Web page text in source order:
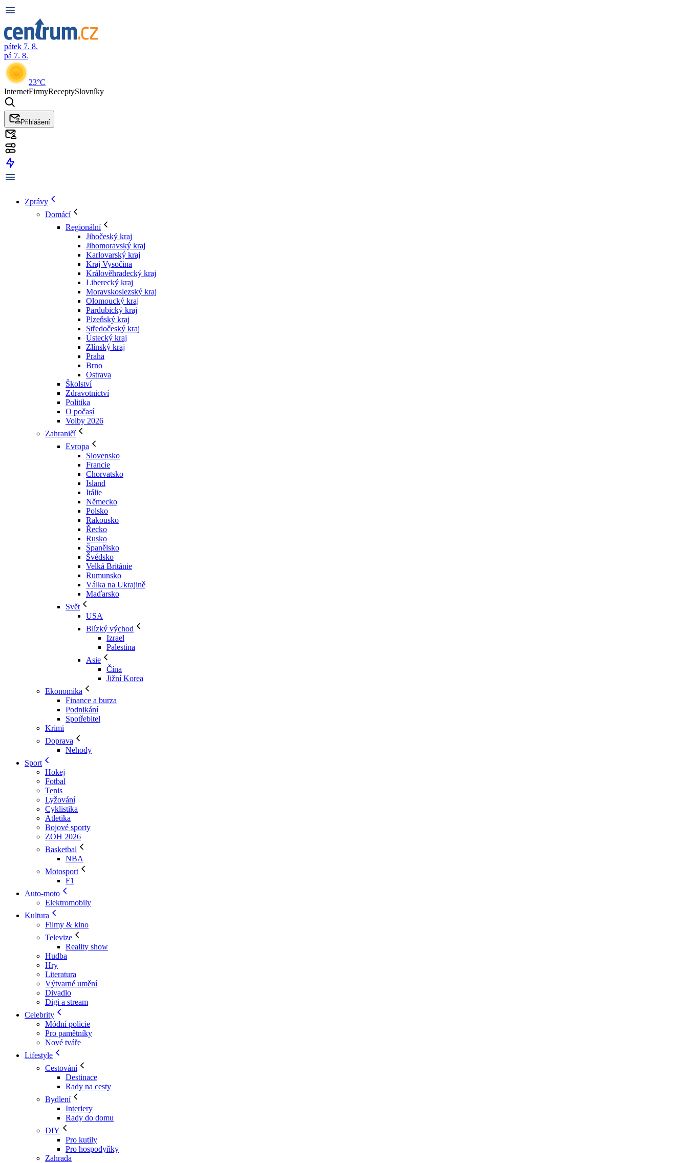
pátek 7. 8.
pá 7. 8.
23°C
InternetFirmyReceptySlovníky
Přihlášení
Zprávy
Domácí
Regionální
Jihočeský kraj
Jihomoravský kraj
Karlovarský kraj
Kraj Vysočina
Králověhradecký kraj
Liberecký kraj
Moravskoslezský kraj
Olomoucký kraj
Pardubický kraj
Plzeňský kraj
Středočeský kraj
Ústecký kraj
Zlínský kraj
Praha
Brno
Ostrava
Školství
Zdravotnictví
Politika
O počasí
Volby 2026
Zahraničí
Evropa
Slovensko
Francie
Chorvatsko
Island
Itálie
Německo
Polsko
Rakousko
Řecko
Rusko
Španělsko
Švédsko
Velká Británie
Rumunsko
Válka na Ukrajině
Maďarsko
Svět
USA
Blízký východ
Izrael
Palestina
Asie
Čína
Jižní Korea
Ekonomika
Finance a burza
Podnikání
Spotřebitel
Krimi
Doprava
Nehody
Sport
Hokej
Fotbal
Tenis
Lyžování
Cyklistika
Atletika
Bojové sporty
ZOH 2026
Basketbal
NBA
Motosport
F1
Auto-moto
Elektromobily
Kultura
Filmy & kino
Televize
Reality show
Hudba
Hry
Literatura
Výtvarné umění
Divadlo
Digi a stream
Celebrity
Módní policie
Pro pamětníky
Nové tváře
Lifestyle
Cestování
Destinace
Rady na cesty
Bydlení
Interiery
Rady do domu
DIY
Pro kutily
Pro hospodyňky
Zahrada